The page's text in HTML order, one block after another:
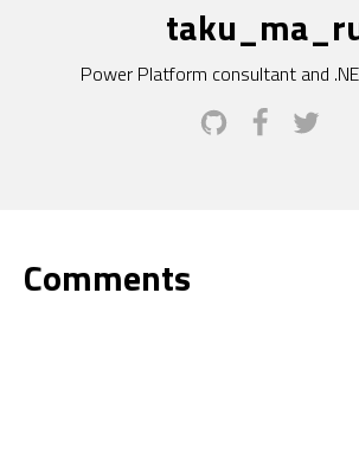
Power Platform consultant and
Comments